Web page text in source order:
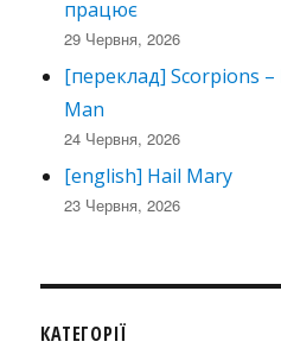
працює
29 Червня, 2026
[переклад] Scorpions –
Man
24 Червня, 2026
[english] Hail Mary
23 Червня, 2026
КАТЕГОРІЇ